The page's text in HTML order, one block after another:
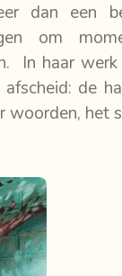
dan een
om
In haar
de
woorden, het